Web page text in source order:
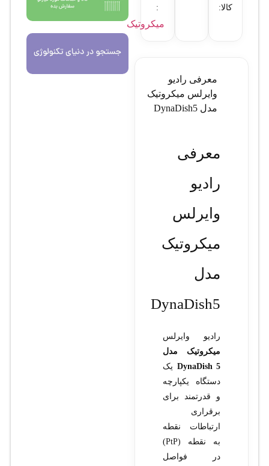
کالا:
:
میکروتیک
معرفی رادیو
وایرلس میکروتیک
مدل DynaDish5
معرفی
رادیو
وایرلس
میکروتیک
مدل
DynaDish5
رادیو وایرلس
میکروتیک مدل
DynaDish 5 یک
دستگاه یکپارچه
و قدرتمند برای
برقراری
ارتباطات نقطه
به نقطه (PtP)
در فواصل